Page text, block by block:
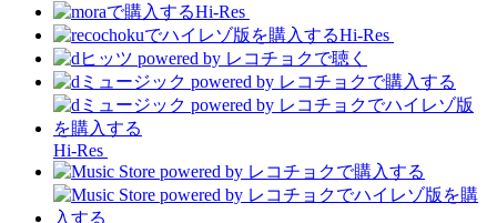
Hi-Res
Hi-Res
Hi-Res